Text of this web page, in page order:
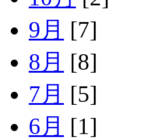
9月 [7]
8月 [8]
7月 [5]
6月 [1]